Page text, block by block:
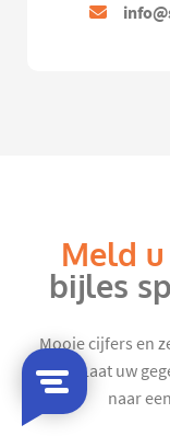
Meld
bijles
Mooie cijfers en
zicht. Laat uw
naar